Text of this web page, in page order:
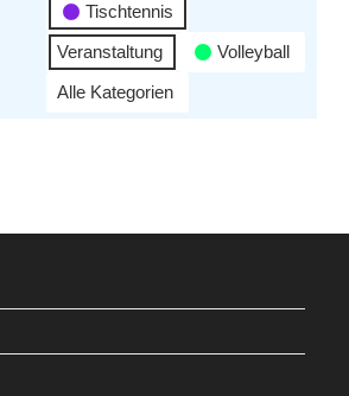
Tischtennis
Veranstaltung
Volleyball
Alle Kategorien